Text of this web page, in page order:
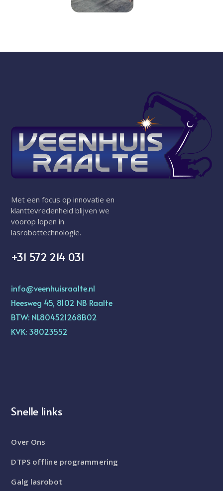
Met een focus op innovatie en
klanttevredenheid blijven we
voorop lopen in
lasrobottechnologie.
+31 572 214 031
info@veenhuisraalte.nl
Heesweg 45, 8102 NB Raalte
BTW: NL804521268B02
KVK: 38023552
Snelle links
Over Ons
DTPS offline programmering
Galg lasrobot